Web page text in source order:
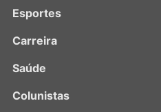
Esportes
Carreira
Saúde
Colunistas